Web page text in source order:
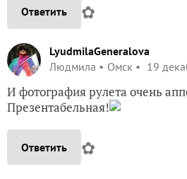
Ответить ✿
LyudmilaGeneralova
Людмила
Омск 19
И фотография рулета очень
Презентабельная!
Ответить ✿